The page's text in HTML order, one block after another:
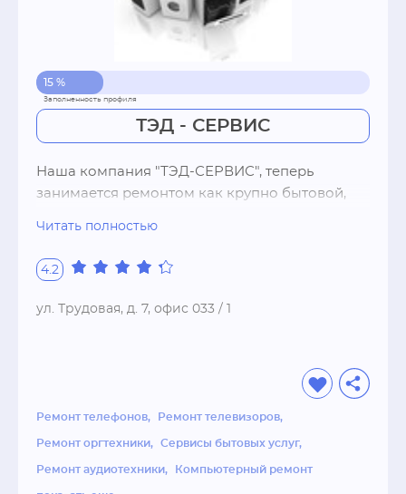
15 %
ТЭД - СЕРВИС
Наша компания "ТЭД-СЕРВИС", теперь
занимается ремонтом как крупно бытовой,
Посудомоечные Фотоаппараты/
Видеокамеры/Ноутбуки/Планшеты/Телефоны
Швейные машины/Аверлоки Музыкальные
Мясорубки Пылесосы/Кухонные комбайны/
Кофемашины Заправка и перечиповывание
картриджей/Новые картриджи Ремонт
Так же осуществляем ремонт с выездом на
Читать полностью
4.2
ул. Трудовая, д. 7, офис 033 / 1
Ремонт телефонов Ремонт телевизоров
Ремонт оргтехники Сервисы бытовых услуг
Ремонт аудиотехники Компьютерный ремонт